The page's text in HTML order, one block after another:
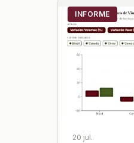
INFORME
20 jul.